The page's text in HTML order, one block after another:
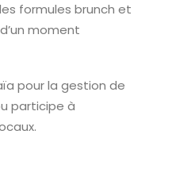
formules brunch et
moment
pour la gestion de
participe à